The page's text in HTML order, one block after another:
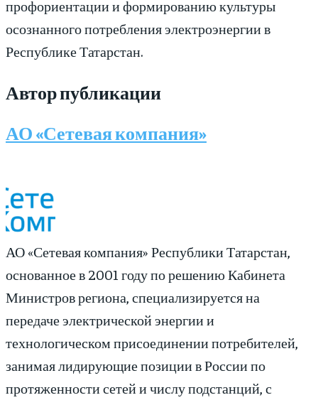
профориентации и формированию культуры
осознанного потребления электроэнергии в
Республике Татарстан.
Автор публикации
АО «Сетевая компания»
АО «Сетевая компания» Республики Татарстан,
основанное в 2001 году по решению Кабинета
Министров региона, специализируется на
передаче электрической энергии и
технологическом присоединении потребителей,
занимая лидирующие позиции в России по
протяженности сетей и числу подстанций, с